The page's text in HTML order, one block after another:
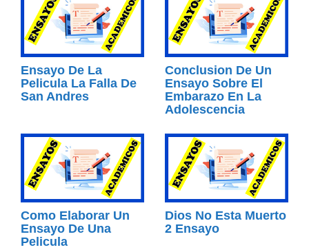
Ensayo De La
Pelicula La Falla De
San Andres
Conclusion De Un
Ensayo Sobre El
Embarazo En La
Adolescencia
Como Elaborar Un
Ensayo De Una
Pelicula
Dios No Esta Muerto
2 Ensayo